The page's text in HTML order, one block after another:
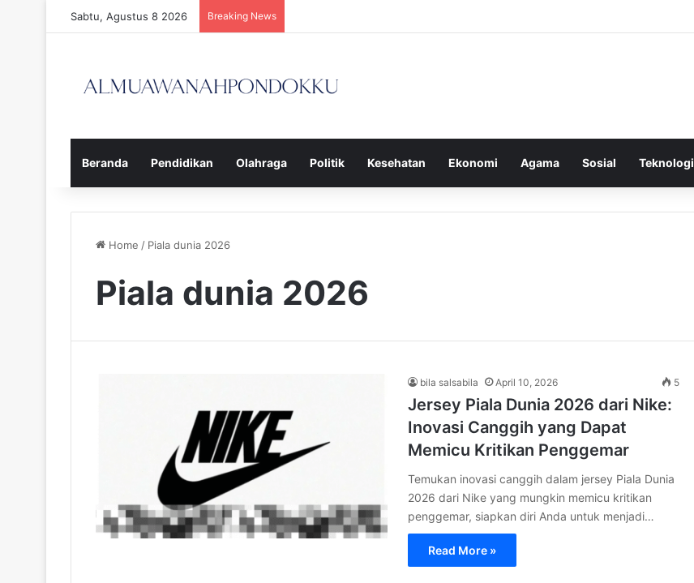
Sabtu, Agustus 8 2026 Breaking News
Beranda Pendidikan Olahraga Politik Kesehatan Ekonomi Agama Sosial Teknologi
Home / Piala dunia 2026
Piala dunia 2026
bila salsabila April 10, 2026 5
Jersey Piala Dunia 2026 dari Nike:
Inovasi Canggih yang Dapat
Memicu Kritikan Penggemar
Temukan inovasi canggih dalam jersey Piala Dunia
2026 dari Nike yang mungkin memicu kritikan
penggemar, siapkan diri Anda untuk menjadi…
Read More »